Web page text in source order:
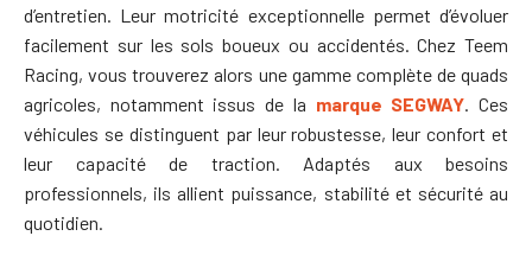
d’entretien. Leur motricité exceptionnelle permet d’évoluer
facilement sur les sols boueux ou accidentés.Chez Teem
Racing, vous trouverez alors unegamme complète de quads
agricoles, notamment issus de la marque SEGWAY . Ces
véhicules se distinguent par leur robustesse, leur confort et
leur capacité de traction. Adaptés aux besoins
professionnels, ils allient puissance, stabilité et sécurité au
quotidien.